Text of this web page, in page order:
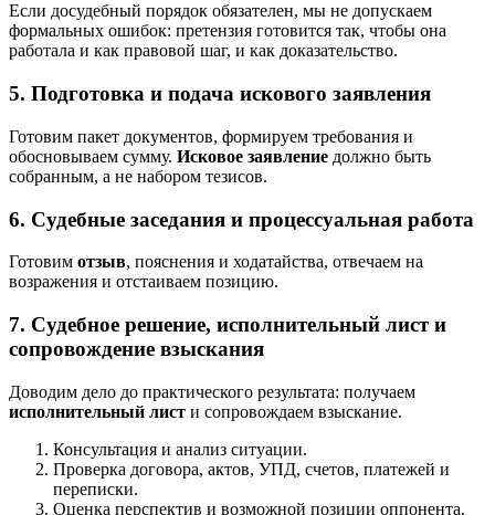
Если досудебный порядок обязателен, мы не допускаем
формальных ошибок: претензия готовится так, чтобы она
работала и как правовой шаг, и как доказательство.
5. Подготовка и подача искового заявления
Готовим пакет документов, формируем требования и
обосновываем сумму. Исковое заявление должно быть
собранным, а не набором тезисов.
6. Судебные заседания и процессуальная работа
Готовим отзыв, пояснения и ходатайства, отвечаем на
возражения и отстаиваем позицию.
7. Судебное решение, исполнительный лист и
сопровождение взыскания
Доводим дело до практического результата: получаем
исполнительный лист и сопровождаем взыскание.
Консультация и анализ ситуации.
Проверка договора, актов, УПД, счетов, платежей и
переписки.
Оценка перспектив и возможной позиции оппонента.